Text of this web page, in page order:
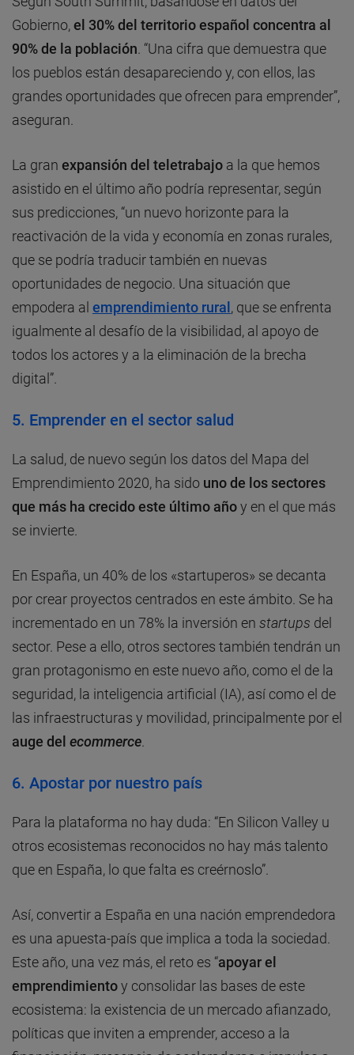
Gobierno,el 30% del territorio español concentra al
90% de la población . “Una cifra que demuestra que
los pueblos están desapareciendo y, con ellos, las
grandes oportunidades que ofrecen para emprender”,
aseguran.
La gran expansión del teletrabajo a la que hemos
asistido en el último año podría representar, según
sus predicciones, “un nuevo horizonte para la
reactivación de la vida y economía en zonas rurales,
que se podría traducir también en nuevas
oportunidades de negocio. Una situación que
empodera al emprendimiento rural , que se enfrenta
igualmente al desafío de la visibilidad, al apoyo de
todos los actores y a la eliminación de la brecha
digital”.
5. Emprender en el sector salud
La salud, de nuevo según los datos del Mapa del
Emprendimiento 2020, ha sido uno de los sectores
que más ha crecido este último añoy en el que más
se invierte.
En España, un 40% de los «startuperos» se decanta
por crear proyectos centrados en este ámbito. Se ha
incrementado en un 78% la inversión en startups del
sector. Pese a ello, otros sectores también tendrán un
gran protagonismo en este nuevo año, como el de la
seguridad, la inteligencia artificial (IA), así como el de
las infraestructuras y movilidad, principalmente por el
auge del ecommerce
6. Apostar por nuestro país
Para la plataforma no hay duda: “En Silicon Valley u
otros ecosistemas reconocidos no hay más talento
que en España, lo que falta es creérnoslo”.
Así, convertir a España en una nación emprendedora
es una apuesta-país que implica a toda la sociedad.
Este año, una vez más, el reto es “apoyar el
emprendimientoy consolidar las bases de este
ecosistema: la existencia de un mercado afianzado,
políticas que inviten a emprender, acceso a la